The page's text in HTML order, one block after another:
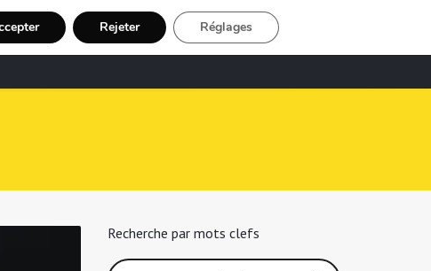
Recherche Chauffeur Taxi Inscription
Recherche par mots clefs
Rejeter Réglages